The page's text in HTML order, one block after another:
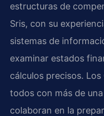
estructuras de
Sris, con su
sistemas de
examinar estados
cálculos precisos.
todos con más de
colaboran en la